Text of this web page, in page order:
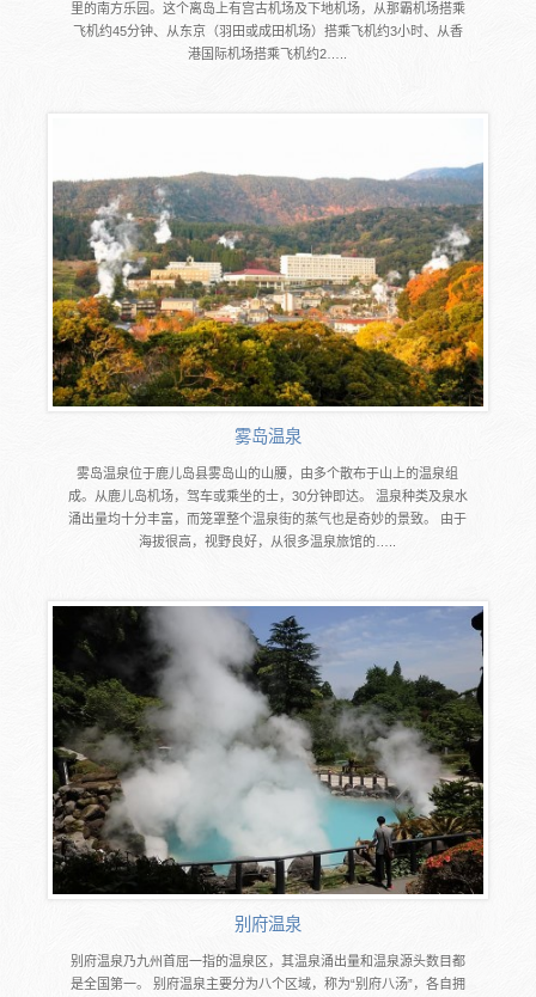
里的南方乐园。这个离岛上有宫古机场及下地机场，从那霸机场搭乘
飞机约45分钟、从东京（羽田或成田机场）搭乘飞机约3小时、从香
港国际机场搭乘飞机约2…..
雾岛温泉
雾岛温泉位于鹿儿岛县雾岛山的山腰，由多个散布于山上的温泉组
成。从鹿儿岛机场，驾车或乘坐的士，30分钟即达。 温泉种类及泉水
涌出量均十分丰富，而笼罩整个温泉街的蒸气也是奇妙的景致。 由于
海拔很高，视野良好，从很多温泉旅馆的…..
别府温泉
别府温泉乃九州首屈一指的温泉区，其温泉涌出量和温泉源头数目都
是全国第一。 别府温泉主要分为八个区域，称为“别府八汤”，各自拥